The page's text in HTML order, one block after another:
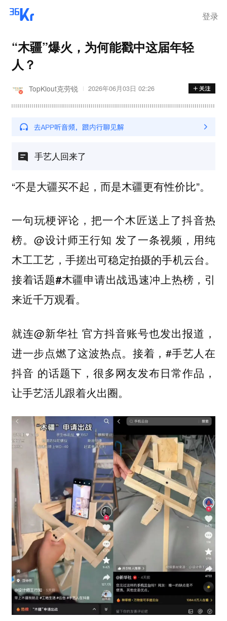
登录
“木疆”爆火，为何能戳中这届年轻
人？
TopKlout克劳锐 2026年06月03日 02:26
手艺人回来了
“不是大疆买不起，而是木疆更有性价比”。
一句玩梗评论，把一个木匠送上了抖音热
榜。@设计师王行知 发了一条视频，用纯
木工工艺，手搓出可稳定拍摄的手机云台。
接着话题#木疆申请出战迅速冲上热榜，引
来近千万观看。
就连@新华社 官方抖音账号也发出报道，
进一步点燃了这波热点。接着，#手艺人在
抖音 的话题下，很多网友发布日常作品，
让手艺活儿跟着火出圈。